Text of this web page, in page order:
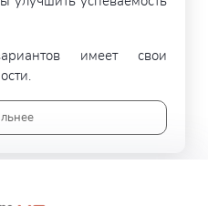
имеет свои